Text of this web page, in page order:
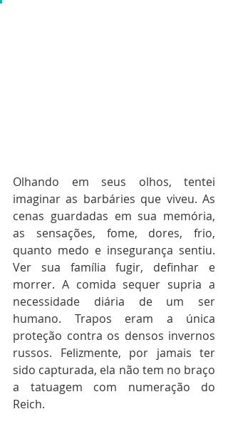
Olhando em seus olhos, tentei
imaginar as barbáries que viveu. As
cenas guardadas em sua memória,
as sensações, fome, dores, frio,
quanto medo e insegurança sentiu.
Ver sua família fugir, definhar e
morrer. A comida sequer supria a
necessidade diária de um ser
humano. Trapos eram a única
proteção contra os densos invernos
russos. Felizmente, por jamais ter
sido capturada, ela não tem no braço
a tatuagem com numeração do
Reich.